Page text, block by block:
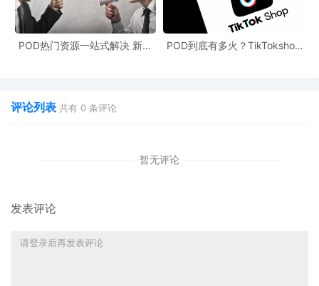
POD热门资源一站式解决 新手
POD到底有多火？TikTokshop
评论列表 共有 0 条评论
暂无评论
发表评论